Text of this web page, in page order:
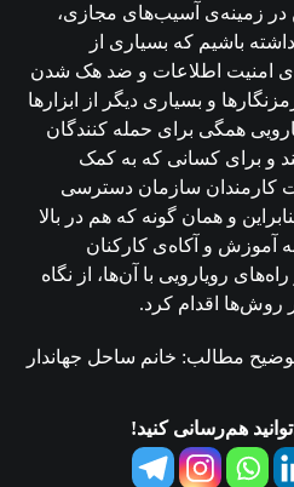
در زمینه‌ی آسیب‌های مجازی،
باشیم که بسیاری از
امنیت اطلاعات و ضد هک شدن
و بسیاری دیگر از ابزارها
همگی برای حمله کنندگان
و برای کسانی که به کمک
کارمندان سازمان دسترسی
و همان گونه که هم در بالا
آموزش و آکاه‌ی کارکنان
رویارویی با آن‌ها، از نگاه
روش‌ها اقدام کرد.
مطالب: خانم ساحل جهاندار
هم‌رسانی کنید!